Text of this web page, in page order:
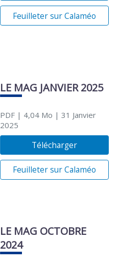
Feuilleter sur Calaméo
LE MAG JANVIER 2025
PDF| 4,04 Mo | 31 Janvier
2025
Télécharger
Feuilleter sur Calaméo
LE MAG OCTOBRE
2024